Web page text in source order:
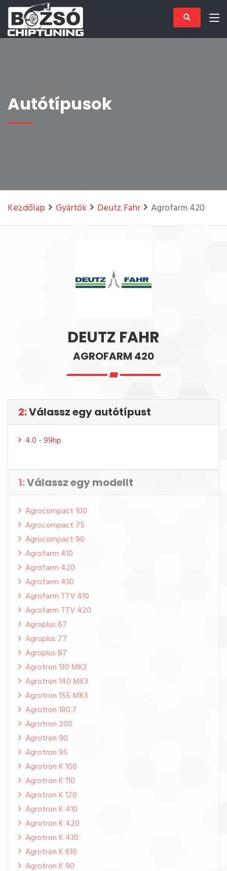
Autótípusok
Kezdőlap Gyártók Deutz Fahr Agrofarm 420
DEUTZ FAHR
AGROFARM 420
1:Válassz egy modellt
Agrocompact 100
Agrocompact 75
Agrocompact 90
Agrofarm 410
Agrofarm 420
Agrofarm 430
Agrofarm TTV 410
Agrofarm TTV 420
Agroplus 67
Agroplus 77
Agroplus 87
Agrotron 130 MK3
Agrotron 140 MK3
Agrotron 155 MK3
Agrotron 180.7
Agrotron 200
Agrotron 90
Agrotron 95
Agrotron K 100
Agrotron K 110
Agrotron K 120
Agrotron K 410
Agrotron K 420
Agrotron K 430
Agrotron K 610
Agrotron K 90
2:Válassz egy autótípust
4.0 - 99hp